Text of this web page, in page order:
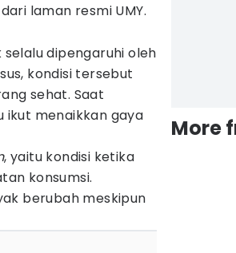
laman resmi UMY.
dipengaruhi oleh
kondisi tersebut
sehat. Saat
ikut menaikkan gaya
, yaitu kondisi ketika
konsumsi.
berubah meskipun
More